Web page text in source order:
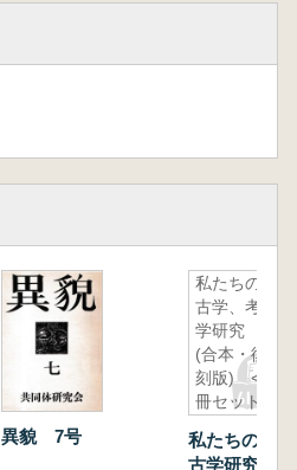
異貌 7号
私たちの考
古学、考古
学研究
(合本・復
刻版) <2
冊セット>
私たちの考
古学研究 (